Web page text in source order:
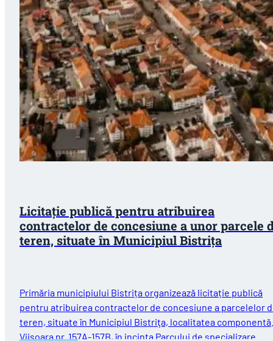
Licitație publică pentru atribuirea
contractelor de concesiune a unor parcele
teren, situate în Municipiul Bistriţa
Primăria municipiului Bistrița organizează licitație publică
pentru atribuirea contractelor de concesiune a parcelelor
teren, situate în Municipiul Bistriţa, localitatea componentă
Viişoara nr. 157A-157B, în incinta Parcului de specializare